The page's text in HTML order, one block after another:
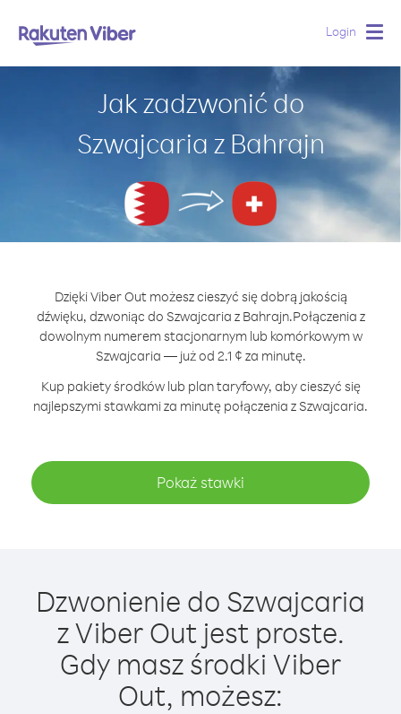
Login
Jak zadzwonić do
Szwajcaria z Bahrajn
Dzięki Viber Out możesz cieszyć się dobrą jakością
dźwięku, dzwoniąc do Szwajcaria z Bahrajn.Połączenia z
dowolnym numerem stacjonarnym lub komórkowym w
Szwajcaria — już od 2.1 ¢ za minutę.
Kup pakiety środków lub plan taryfowy, aby cieszyć się
najlepszymi stawkami za minutę połączenia z Szwajcaria.
Pokaż stawki
Dzwonienie do Szwajcaria
z Viber Out jest proste.
Gdy masz środki Viber
Out, możesz: